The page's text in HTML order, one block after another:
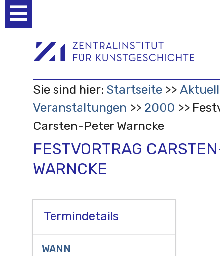
Werkzeuge
Sie sind hier: Startseite
Veranstaltungen
2000
Carsten-Peter Warncke
FESTVORTRAG
WARNCKE
Termindetails
WANN